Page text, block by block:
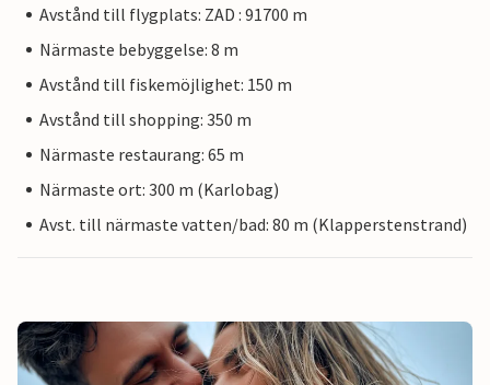
Avstånd till flygplats: ZAD : 91700 m
Närmaste bebyggelse: 8 m
Avstånd till fiskemöjlighet: 150 m
Avstånd till shopping: 350 m
Närmaste restaurang: 65 m
Närmaste ort: 300 m (Karlobag)
Avst. till närmaste vatten/bad: 80 m (Klapperstenstrand)